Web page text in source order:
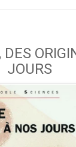
DES
JOURS